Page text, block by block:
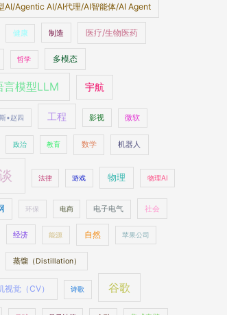
AI/Agentic AI/AI代理/AI智能体/AI Agent
健康 制造 医疗/生物医药
哲学 多模态
言模型LLM 宇航
•赵四 工程 影视 微软
政治 教育 数学 机器人
法律 游戏 物理 物理AI
环保 电商 电子电气 社会
经济 能源 自然 苹果公司
蒸馏（Distillation）
视觉（CV） 诗歌 谷歌